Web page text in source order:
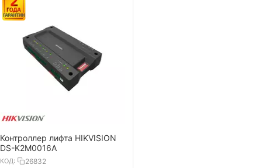
Контроллер лифта HIKVISION
DS-K2M0016A
КОД: 26832